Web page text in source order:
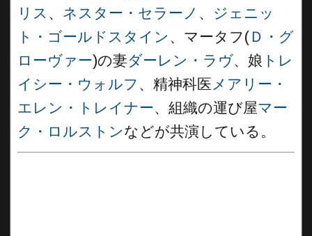
リス 、 ネスター・セラーノ 、 ジェニッ
ト・ゴールドスタイン 、マータフ(Ｄ・グ
ローヴァー)の妻ダーレン・ラヴ、娘 トレ
イシー・ウォルフ 、精神科医 メアリー・
エレン・トレイナー、組織の運び屋マー
ク・ロルストンなどが共演している。